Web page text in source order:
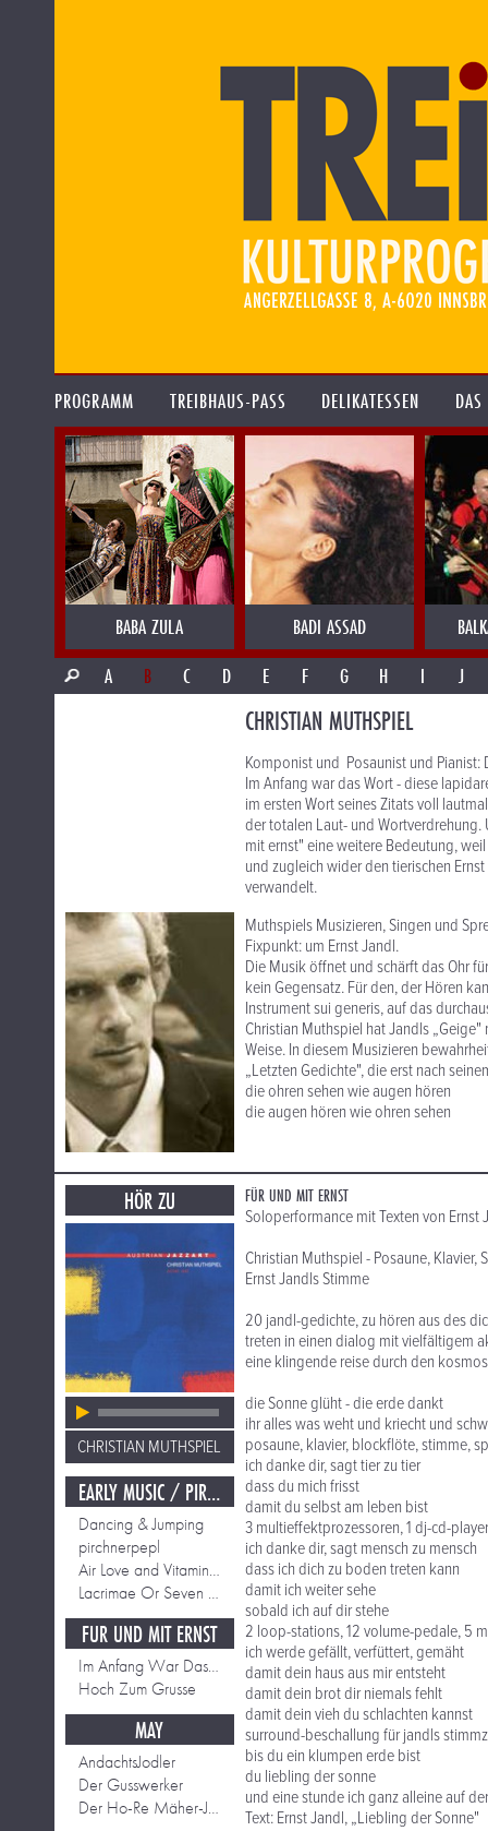
PROGRAMM TREIBHAUS-PASS DELIKATESSEN
BABA ZULA BADI ASSAD
A
B C D E F G H I J
CHRISTIAN MUTHSPIEL
Komponist und Posaunist und Pianist:
Im Anfang war das Wort - diese
im ersten Wort seines Zitats voll
der totalen Laut- und
mit ernst" eine weitere Bedeutung,
und zugleich wider den tierischen
verwandelt.
Muthspiels Musizieren, Singen und
Fixpunkt: um Ernst Jandl.
Die Musik öffnet und schärft das Ohr
kein Gegensatz. Für den, der Hören
Instrument sui generis, auf das
Christian Muthspiel hat Jandls
Weise. In diesem Musizieren
„Letzten Gedichte", die erst nach
die ohren sehen wie augen hören
die augen hören wie ohren sehen
HÖR ZU
CHRISTIAN MUTHSPIEL
EARLY MUSIC / PIRCHNER PEPL
Dancing & Jumping
pirchnerpepl
Air Love and Vitamines
Lacrimae Or Seven Tears EIGHT - dancing tears
FÜR UND MIT ERNST
Im Anfang War Das Fort
Hoch Zum Grusse
MAY
AndachtsJodler
Der Gusswerker
Der Ho-Re Mäher-Jodler
FÜR UND MIT ERNST
Soloperformance mit Texten von Ernst
Christian Muthspiel - Posaune, Klavier,
Ernst Jandls Stimme
20 jandl-gedichte, zu hören aus des
treten in einen dialog mit vielfältigem
eine klingende reise durch den
die Sonne glüht - die erde dankt
ihr alles was weht und kriecht und
posaune, klavier, blockflöte, stimme,
ich danke dir, sagt tier zu tier
dass du mich frisst
damit du selbst am leben bist
3 multieffektprozessoren, 1 dj-cd-
ich danke dir, sagt mensch zu mensch
dass ich dich zu boden treten kann
damit ich weiter sehe
sobald ich auf dir stehe
2 loop-stations, 12 volume-pedale, 5
ich werde gefällt, verfüttert, gemäht
damit dein haus aus mir entsteht
damit dein brot dir niemals fehlt
damit dein vieh du schlachten kannst
surround-beschallung für jandls
bis du ein klumpen erde bist
du liebling der sonne
und eine stunde ich ganz alleine auf
Text: Ernst Jandl, „Liebling der Sonne"